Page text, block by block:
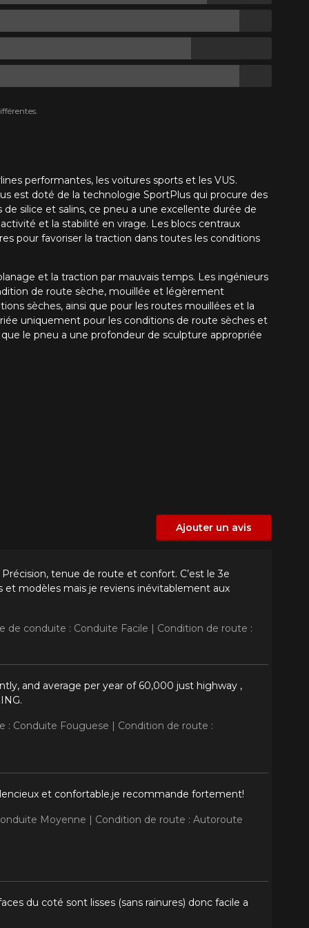
performantes, les voitures sports et les VUS.
est doté de la technologie SportPlus qui procure des
silice et salins, ce pneu a une excellente durée de
et la stabilité en virage. Les blocs centraux
pour favoriser la traction dans toutes les conditions
et la traction par mauvais temps. Les ingénieurs
de route sèche, mouillée et légèrement
sèches, ainsi que pour les routes mouillées et la
uniquement pour les conditions de route sèches et
le pneu a une profondeur de sculpture appropriée
Ajouter un avis
tenue de route et confort. C’est le 3e
et modèles mais je reviens inévitablement aux
de conduite : Conduite Facile | Condition de route :
and average per year of 60,000 just highway ,
: Conduite Fouguese | Condition de route :
et confortable.je recommande fortement!
Moyenne | Condition de route : Autoroute
du coté sont lisses (sans rainures) donc facile a